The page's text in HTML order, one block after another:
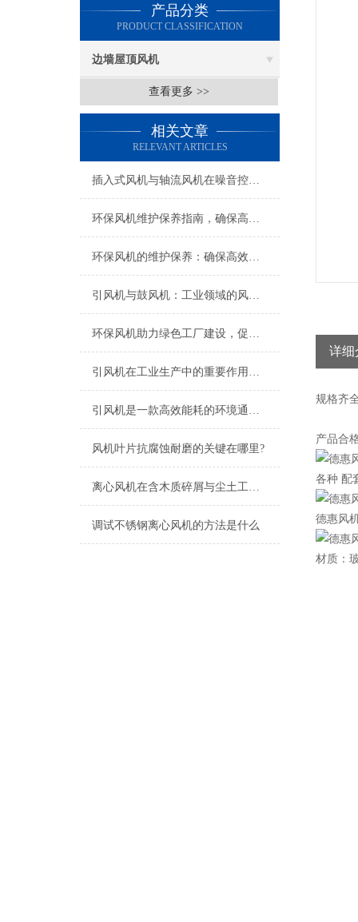
产品分类
PRODUCT CLASSIFICATION
边墙屋顶风机
查看更多 >>
相关文章
RELEVANT ARTICLES
插入式风机与轴流风机在噪音控制上有何差异？
环保风机维护保养指南，确保高效稳定运行
环保风机的维护保养：确保高效运行的关键
引风机与鼓风机：工业领域的风动双子星
环保风机助力绿色工厂建设，促进节能减排
引风机在工业生产中的重要作用及发展趋势
引风机是一款高效能耗的环境通风设备
风机叶片抗腐蚀耐磨的关键在哪里?
离心风机在含木质碎屑与尘土工况下的高效应用解析
调试不锈钢离心风机的方法是什么
详细
规格齐
产品合
各种 配
德惠风
材质：